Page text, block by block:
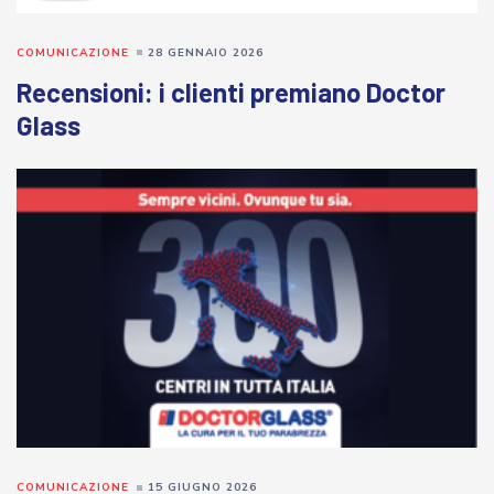
Recensioni: i clienti premiano Doctor
Glass
COMUNICAZIONE 28 GENNAIO 2026
COMUNICAZIONE 15 GIUGNO 2026